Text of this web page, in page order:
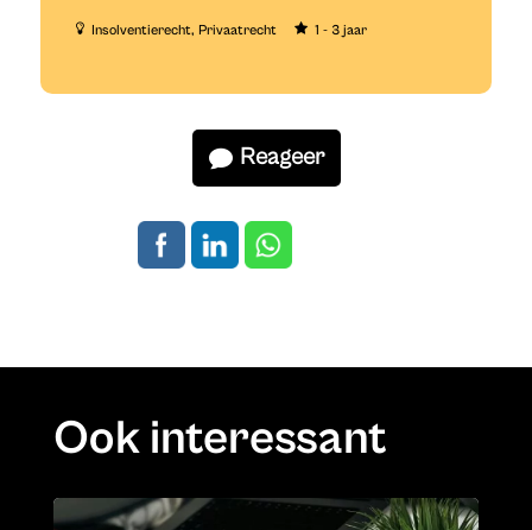
Insolventierecht Privaatrecht 1 - 3 jaar
Reageer
Ook interessant